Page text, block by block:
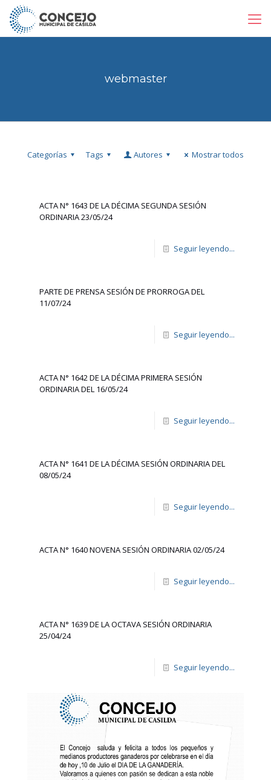
webmaster
Categorías Tags Autores Mostrar todos
ACTA N° 1643 DE LA DÉCIMA SEGUNDA SESIÓN
ORDINARIA 23/05/24
Seguir leyendo...
PARTE DE PRENSA SESIÓN DE PRORROGA DEL
11/07/24
Seguir leyendo...
ACTA N° 1642 DE LA DÉCIMA PRIMERA SESIÓN
ORDINARIA DEL 16/05/24
Seguir leyendo...
ACTA N° 1641 DE LA DÉCIMA SESIÓN ORDINARIA DEL
08/05/24
Seguir leyendo...
ACTA N° 1640 NOVENA SESIÓN ORDINARIA 02/05/24
Seguir leyendo...
ACTA N° 1639 DE LA OCTAVA SESIÓN ORDINARIA
25/04/24
Seguir leyendo...